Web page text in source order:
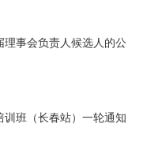
理事会负责人候选人的公
训班（长春站）一轮通知